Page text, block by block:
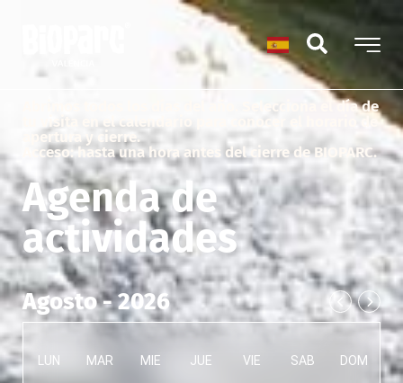
Abrimos todos los días del año. Selecciona el día de
tu visita en el calendario para conocer el horario de
apertura y cierre.
Acceso: hasta una hora antes del cierre de BIOPARC.
Agenda de
actividades
Agosto - 2026
LUN MAR MIE JUE VIE SAB DOM